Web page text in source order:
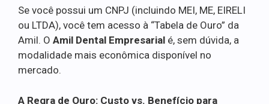
Se você possui um CNPJ (incluindo MEI, ME, EIRELI
ou LTDA), você tem acesso à “Tabela de Ouro” da
Amil. O Amil Dental Empresarial é, sem dúvida, a
modalidade mais econômica disponível no
mercado.
A Regra de Ouro: Custo vs. Benefício para